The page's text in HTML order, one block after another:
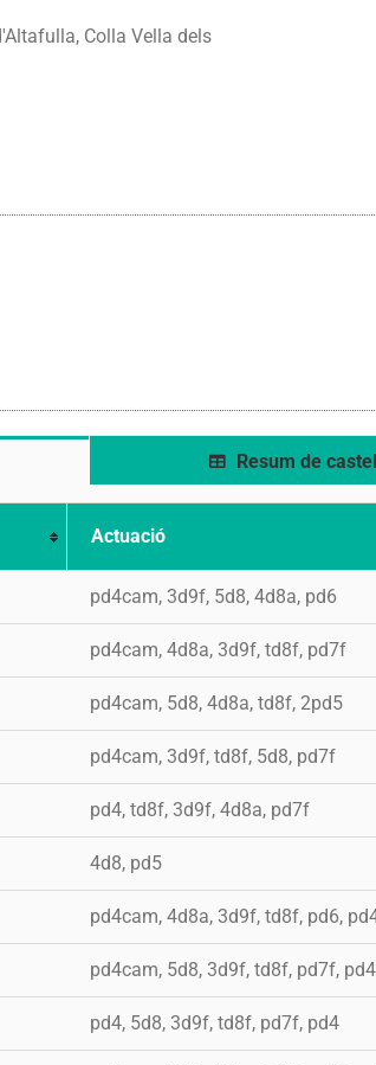
Colla Vella dels
Resum de
Actuació
pd4cam, 3d9f, 5d8, 4d8a, pd6
pd4cam, 4d8a, 3d9f, td8f, pd7f
pd4cam, 5d8, 4d8a, td8f, 2pd5
pd4cam, 3d9f, td8f, 5d8, pd7f
pd4, td8f, 3d9f, 4d8a, pd7f
4d8, pd5
pd4cam, 4d8a, 3d9f, td8f, pd6,
pd4cam, 5d8, 3d9f, td8f, pd7f, pd4
pd4, 5d8, 3d9f, td8f, pd7f, pd4